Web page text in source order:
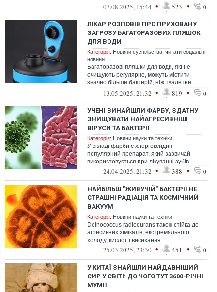
так звану «хворобу, що поїдає пло...
07.08.2025, 15:44 • 523 • 0
ЛІКАР РОЗПОВІВ ПРО ПРИХОВАНУ
ЗАГРОЗУ БАГАТОРАЗОВИХ ПЛЯШОК
ДЛЯ ВОДИ
Категорія: Новини суспільства: читати соціальні
новини
Багаторазові пляшки для води, які не
очищують регулярно, можуть містити
значно більше бактерій, ніж туалетне
сидіння13.05.2025, 21:32 • 819 • 0
УЧЕНІ ВИНАЙШЛИ ФАРБУ, ЗДАТНУ
ЗНИЩУВАТИ НАЙАГРЕСИВНІШІ
ВІРУСИ ТА БАКТЕРІЇ
Категорія: Новини науки та техніки
У складі фарби є хлоргексидин -
популярний препарат, який зазвичай
використовується при лікуванні зубів
24.04.2025, 21:32 • 388 • 0
НАЙБІЛЬШ "ЖИВУЧІЙ" БАКТЕРІЇ НЕ
СТРАШНІ РАДІАЦІЯ ТА КОСМІЧНИЙ
ВАКУУМ
Категорія: Новини науки та техніки
Deinococcus radiodurans також стійка до
агресивних хімікатів, екстремального
холоду, кислот і висихання
25.03.2025, 23:30 • 451 • 0
У КИТАЇ ЗНАЙШЛИ НАЙДАВНІШИЙ
СИР У СВІТІ: ДО ЧОГО ТУТ 3600-РІЧНІ
МУМІЇ